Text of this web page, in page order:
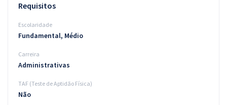
Requisitos
Escolaridade
Fundamental, Médio
Carreira
Administrativas
TAF (Teste de Aptidão Física)
Não